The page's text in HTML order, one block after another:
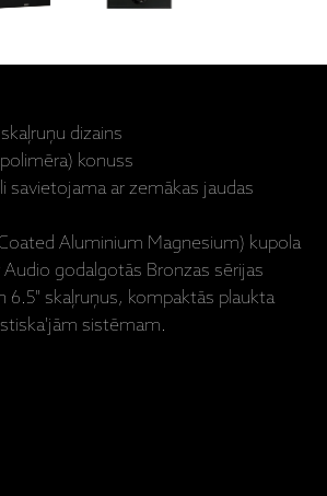
dizains
konuss
savietojama ar zemākas jaudas
Aluminium Magnesium) kupola
godalgotās Bronzas sērijas
6.5" skaļruņus, kompaktās plaukta
sistēmam.